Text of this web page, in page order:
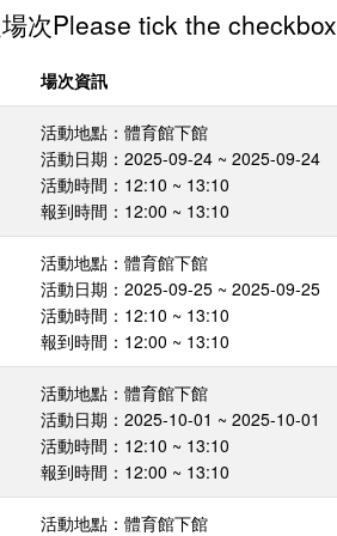
次Please tick the checkbox
場次資訊
活動地點：體育館下館
活動日期：2025-09-24 ~ 2025-09-24
活動時間：12:10 ~ 13:10
報到時間：12:00 ~ 13:10
活動地點：體育館下館
活動日期：2025-09-25 ~ 2025-09-25
活動時間：12:10 ~ 13:10
報到時間：12:00 ~ 13:10
活動地點：體育館下館
活動日期：2025-10-01 ~ 2025-10-01
活動時間：12:10 ~ 13:10
報到時間：12:00 ~ 13:10
活動地點：體育館下館